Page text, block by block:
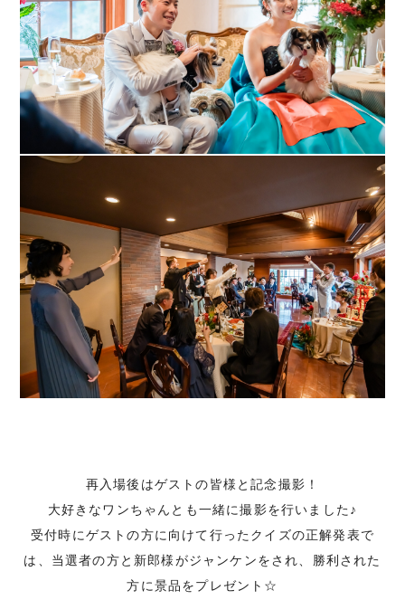
再入場後はゲストの皆様と記念撮影！
大好きなワンちゃんとも一緒に撮影を行いました♪
受付時にゲストの方に向けて行ったクイズの正解発表で
は、当選者の方と新郎様がジャンケンをされ、勝利された
方に景品をプレゼント☆